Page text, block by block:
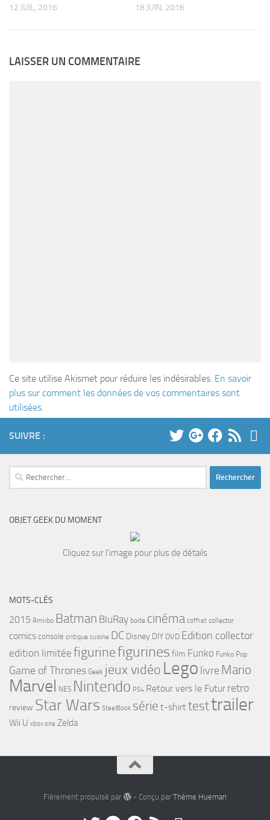
12 JUIL, 2016 18 JUIN, 2016
LAISSER UN COMMENTAIRE
Ce site utilise Akismet pour réduire les indésirables. En savoir
plus sur comment les données de vos commentaires sont
utilisées.
SUIVRE :
Rechercher :
OBJET GEEK DU MOMENT
Cliquez sur l'image pour plus de détails
MOTS-CLÉS
2015 Amiibo Batman BluRay boite cinéma coffret collector
comics console critique cuisine DC Disney DIY DVD Edition collector
edition limitée figurinefigurines film Funko Funko Pop
Game of Thrones Geek jeux vidéo Lego livre Mario
Marvel NES Nintendo PS4 Retour vers le Futur retro
review Star Wars SteelBook série t-shirttesttrailer
Wii U xbox one Zelda
Fièrement propulsé par - Conçu par Thème Hueman